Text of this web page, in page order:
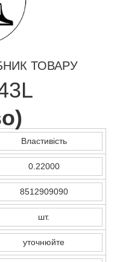
ТОВАРУ
)
Властивість
0.22000
8512909090
шт.
уточнюйте